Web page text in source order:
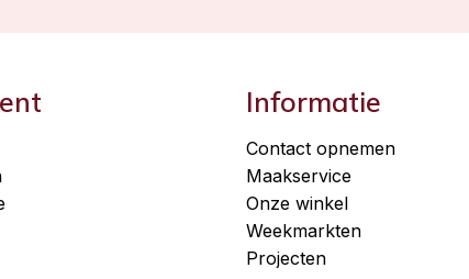
Informatie
Contact opnemen
Maakservice
Onze winkel
Weekmarkten
Projecten